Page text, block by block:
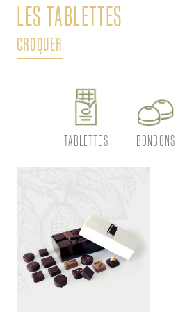
LES TABLETTES
CROQUER
TABLETTES BONBONS